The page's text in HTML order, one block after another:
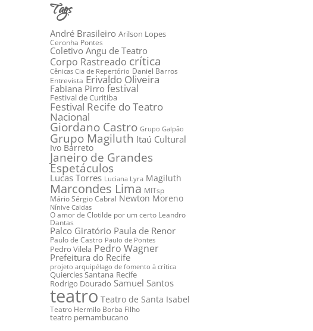
Tags
André Brasileiro Arilson Lopes
Ceronha Pontes
Coletivo Angu de Teatro
Corpo Rastreado crítica
Cênicas Cia de Repertório Daniel Barros
Entrevista Erivaldo Oliveira
Fabiana Pirro festival
Festival de Curitiba
Festival Recife do Teatro
Nacional
Giordano Castro Grupo Galpão
Grupo Magiluth Itaú Cultural
Ivo Barreto
Janeiro de Grandes
Espetáculos
Lucas Torres Luciana Lyra Magiluth
Marcondes Lima MITsp
Mário Sérgio Cabral Newton Moreno
Nínive Caldas
O amor de Clotilde por um certo Leandro
Dantas
Palco Giratório Paula de Renor
Paulo de Castro Paulo de Pontes
Pedro Vilela Pedro Wagner
Prefeitura do Recife
projeto arquipélago de fomento à crítica
Quiercles Santana Recife
Rodrigo Dourado Samuel Santos
teatro Teatro de Santa Isabel
Teatro Hermilo Borba Filho
teatro pernambucano